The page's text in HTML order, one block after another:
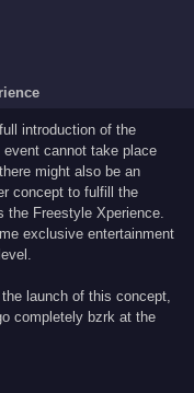
introduction of the
cannot take place
might also be an
concept to fulfill the
the Freestyle Xperience.
exclusive entertainment
launch of this concept,
completely bzrk at the